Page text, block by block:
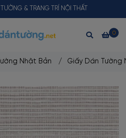
& TRANG TRÍ NỘI THẤT
0
Nhật Bản / Giấy Dán Tường